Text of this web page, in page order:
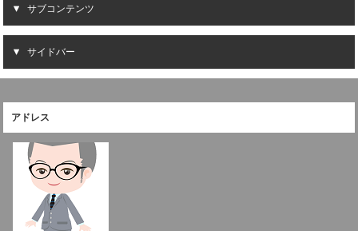
サブコンテンツ
サイドバー
アドレス